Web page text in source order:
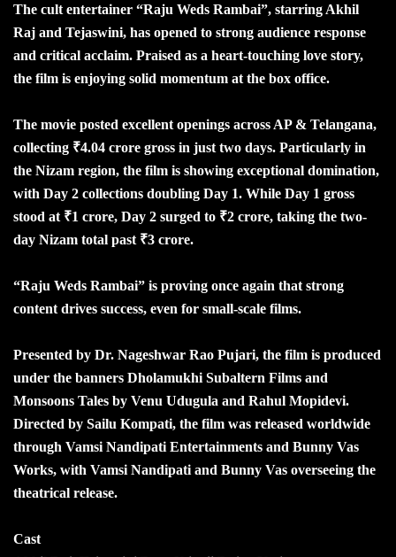
The cult entertainer “Raju Weds Rambai”, starring Akhil
Raj and Tejaswini, has opened to strong audience response
and critical acclaim. Praised as a heart-touching love story,
the film is enjoying solid momentum at the box office.
The movie posted excellent openings across AP & Telangana,
collecting ₹4.04 crore gross in just two days. Particularly in
the Nizam region, the film is showing exceptional domination,
with Day 2 collections doubling Day 1. While Day 1 gross
stood at ₹1 crore, Day 2 surged to ₹2 crore, taking the two-
day Nizam total past ₹3 crore.
“Raju Weds Rambai” is proving once again that strong
content drives success, even for small-scale films.
Presented by Dr. Nageshwar Rao Pujari, the film is produced
under the banners Dholamukhi Subaltern Films and
Monsoons Tales by Venu Udugula and Rahul Mopidevi.
Directed by Sailu Kompati, the film was released worldwide
through Vamsi Nandipati Entertainments and Bunny Vas
Works, with Vamsi Nandipati and Bunny Vas overseeing the
theatrical release.
Cast